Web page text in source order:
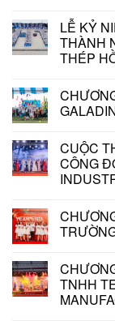
LỄ KỶ
THÀNH
THÉP
CUỘC
CÔNG
TNHH